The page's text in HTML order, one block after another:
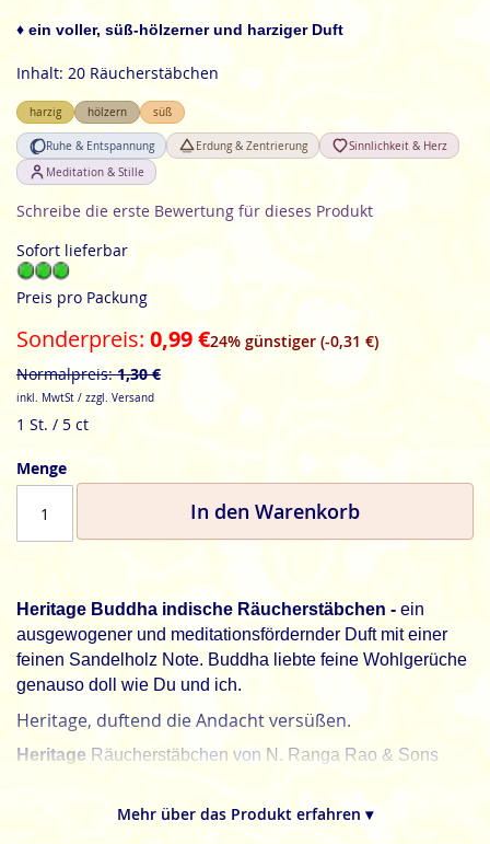
Bildgalerie
springen
♦ ein voller, süß-hölzerner und harziger Duft
Inhalt: 20 Räucherstäbchen
harzig hölzern süß
Ruhe & Entspannung Erdung & Zentrierung
Sinnlichkeit & Herz
Meditation & Stille
Schreibe die erste Bewertung für dieses Produkt
Sofort lieferbar
Preis pro Packung
Sonderpreis 0,99 €24% günstiger (-0,31 €)
Normalpreis 1,30 €
inkl. MwtSt / zzgl. Versand
1 St. / 5 ct
Menge
In den Warenkorb
Heritage Buddha indische Räucherstäbchen - ein
ausgewogener und meditationsfördernder Duft mit einer
feinen Sandelholz Note. Buddha liebte feine Wohlgerüche
genauso doll wie Du und ich.
Heritage, duftend die Andacht versüßen.
Heritage Räucherstäbchen von N. Ranga Rao & Sons
Mehr über das Produkt erfahren ▾